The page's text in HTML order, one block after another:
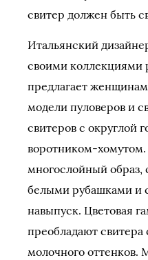
свитер должен быть
Итальянский
своими коллекциями
предлагает
модели пуловеров и
свитеров с округлой
воротником-хомутом.
многослойный образ,
белыми рубашками и
навыпуск. Цветовая
преобладают свитера
молочного оттенков.